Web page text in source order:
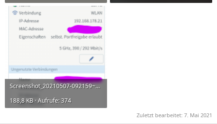
Screenshot_20210507-092159~2.png
188,8 KB · Aufrufe: 374
Zuletzt bearbeitet: 7. Mai 2021